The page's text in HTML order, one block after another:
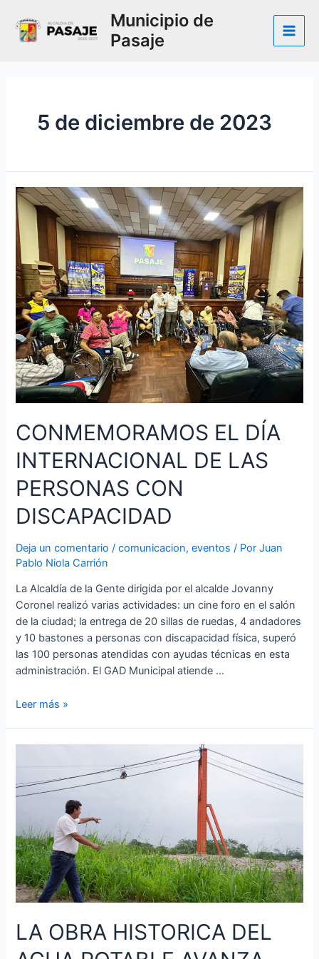
contenido
Municipio de
Pasaje
Main
5 de diciembre de 2023
CONMEMORAMOS EL DÍA
INTERNACIONAL DE LAS
PERSONAS CON
DISCAPACIDAD
Deja un comentario /comunicacion,eventos / PorJuan
Pablo Niola Carrión
La Alcaldía de la Gente dirigida por el alcalde Jovanny
Coronel realizó varias actividades: un cine foro en el salón
de la ciudad; la entrega de 20 sillas de ruedas, 4 andadores
y 10 bastones a personas con discapacidad física, superó
las 100 personas atendidas con ayudas técnicas en esta
administración. El GAD Municipal atiende …
CONMEMORAMOS
LAS
PERSONAS
DISCAPACIDAD
Leer más »
LA OBRA HISTORICA DEL